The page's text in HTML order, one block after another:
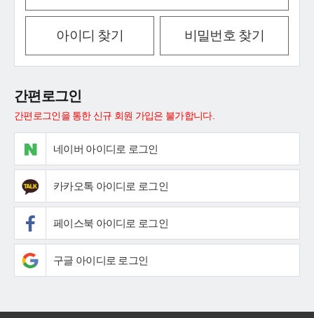
아이디 찾기 비밀번호 찾기
간편로그인
간편로그인을 통한 신규 회원 가입은 불가합니다.
네이버 아이디로 로그인
카카오톡 아이디로 로그인
페이스북 아이디로 로그인
구글 아이디로 로그인